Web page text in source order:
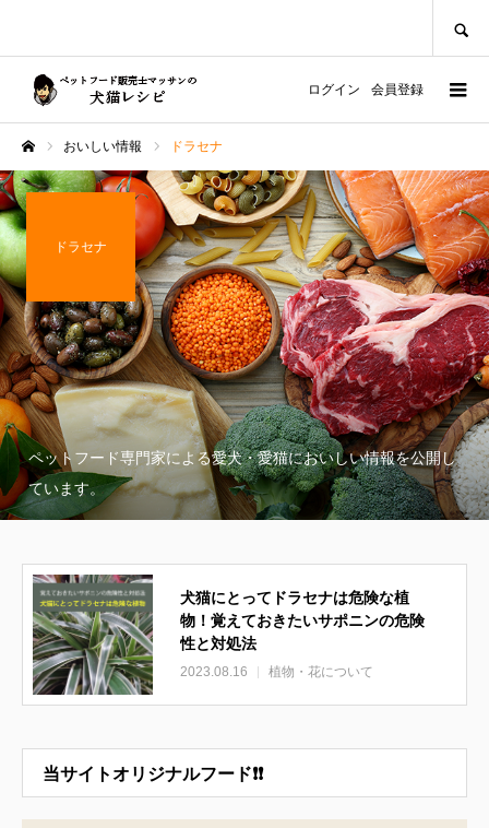
ログイン 会員登録
おいしい情報 ドラセナ
ドラセナ
ペットフード専門家による愛犬・愛猫においしい情報を公開し
ています。
犬猫にとってドラセナは危険な植
物！覚えておきたいサポニンの危険
性と対処法
2023.08.16 植物・花について
当サイトオリジナルフード❗❗